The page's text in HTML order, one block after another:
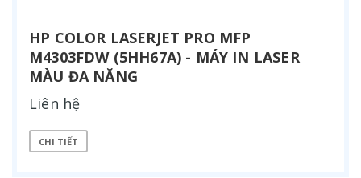
HP COLOR LASERJET PRO MFP
M4303FDW (5HH67A) - MÁY IN LASER
MÀU ĐA NĂNG
Liên hệ
CHI TIẾT